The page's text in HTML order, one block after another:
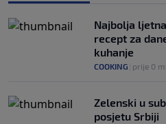
Najbolja
recept za
kuhanje
COOKING prije 0
Zelenski u
posjetu Srbiji